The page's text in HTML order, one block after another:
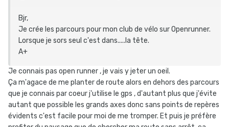
Bjr,
Je crée les parcours pour mon club de vélo sur Openrunner.
Lorsque je sors seul c'est dans.....la tête.
A+
Je connais pas open runner , je vais y jeter un oeil.
Ça m'agace de me planter de route alors en dehors des parcours
que je connais par coeur j'utilise le gps , d'autant plus que j'évite
autant que possible les grands axes donc sans points de repères
évidents c'est facile pour moi de me tromper. Et puis je préfère